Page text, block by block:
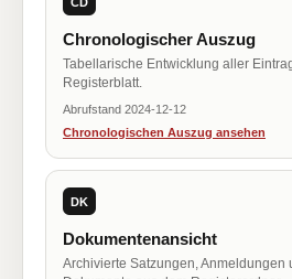
Chronologischer Auszug
Tabellarische Entwicklung aller
Registerblatt.
Abrufstand 2024-12-12
Chronologischen Auszug ansehen
DK
Dokumentenansicht
Archivierte Satzungen, Anmeldungen